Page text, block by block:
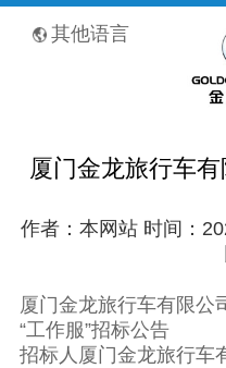
其他语言
厦门金龙旅行车有
作者：本网站 时间：
厦门金龙旅行车有限公
“工作服”招标公告
招标人厦门金龙旅行车